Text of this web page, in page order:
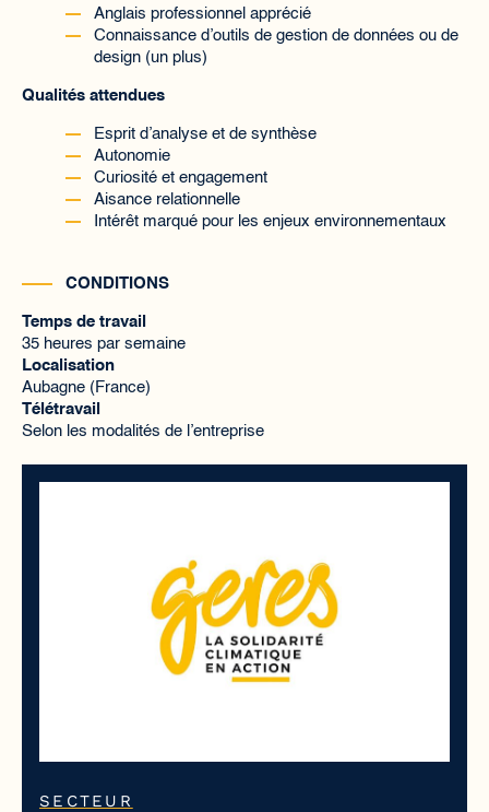
Anglais professionnel apprécié
Connaissance d’outils de gestion de données ou de
design (un plus)
Qualités attendues
Esprit d’analyse et de synthèse
Autonomie
Curiosité et engagement
Aisance relationnelle
Intérêt marqué pour les enjeux environnementaux
CONDITIONS
Temps de travail
35 heures par semaine
Localisation
Aubagne (France)
Télétravail
Selon les modalités de l’entreprise
SECTEUR